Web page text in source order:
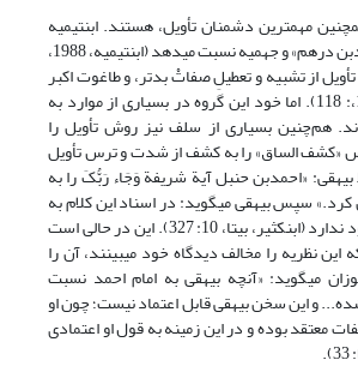
مهمترین دشمنان تأویل، هستند. ابن‏تیمیه
این اندیشه را به «جعدبن درهم» و جهمیه نسبت می‏دهد (ابن‏تیمیه، 1988،
تأویل از تشبیه و تعطیلِ صفاتْ بدتر، و طاغوت اکبر
است (ابن‏تیمیه، 1998،: 118). اما خود این گروه در بسیاری از موارد به
هم‌چنین بسیاری از سلف نیز روش تأویل را
«کشف الساق» را به کشف از شدت و ترس تأویل
«احمدبن حنبل آیة شریفة وَجَاء رَبُّکَ را به
سپس بیهقی می‏گوید: در اسناد این کلام به
احمد، هیچ شکی وجود ندارد (ابن‏کثیر، بی‏تا، 10: 327). این در حالی است
این نظریه را مخالف دیدگاه خود می‏بینند، آن را
می‏گوید: «آنچه بیهقی به امام احمد نسبت
و این سخن بیهقی قابل اعتماد نیست؛ چون او
معتقد بوده و در این زمینه به قول او اعتمادی